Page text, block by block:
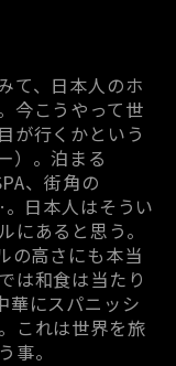
て、日本人のホ
今こうやって世
が行くかという
）。泊まる
、街角の
日本人はそうい
にあると思う。
の高さにも本当
は和食は当たり
華にスパニッシ
これは世界を旅
事。